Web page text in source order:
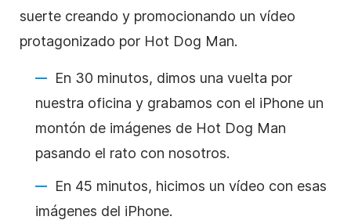
suerte creando y promocionando un vídeo
protagonizado por Hot Dog Man.
En 30 minutos, dimos una vuelta por
nuestra oficina y grabamos con el iPhone un
montón de imágenes de Hot Dog Man
pasando el rato con nosotros.
En 45 minutos, hicimos un vídeo con esas
imágenes del iPhone.